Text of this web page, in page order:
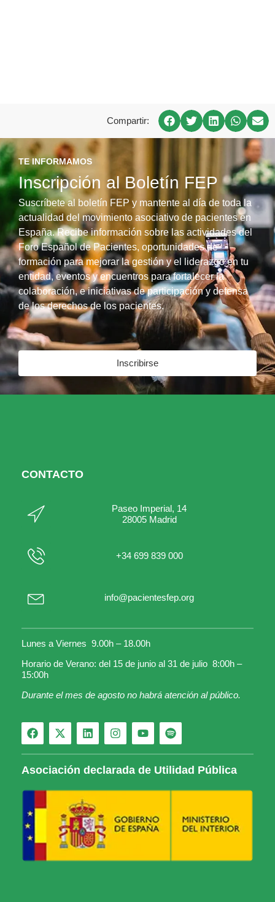
Compartir:
TE INFORMAMOS
Inscripción al Boletín FEP
Suscríbete al boletín FEP y mantente al día de toda la
actualidad del movimiento asociativo de pacientes en
España. Recibe información sobre las actividades del
Foro Español de Pacientes, oportunidades de
formación para mejorar la gestión y el liderazgo en tu
entidad, eventos y encuentros para fortalecer la
colaboración, e iniciativas de participación y defensa
de los derechos de los pacientes.
Inscribirse
CONTACTO
Paseo Imperial, 14
28005 Madrid
+34 699 839 000
info@pacientesfep.org
Lunes a Viernes 9.00h – 18.00h
Horario de Verano: del 15 de junio al 31 de julio 8:00h –
15:00h
Durante el mes de agosto no habrá atención al público.
Asociación declarada de Utilidad Pública